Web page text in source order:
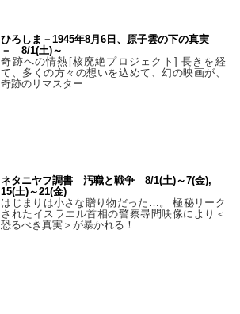
ひろしま－1945年8月6日、原子雲の下の真実
－ 8/1(土)～
奇跡への情熱[核廃絶プロジェクト] 長きを経
て、多くの方々の想いを込めて、幻の映画が、
奇跡のリマスター
ネタニヤフ調書 汚職と戦争 8/1(土)～7(金),
15(土)～21(金)
はじまりは小さな贈り物だった…。 極秘リーク
されたイスラエル首相の警察尋問映像により＜
恐るべき真実＞が暴かれる！